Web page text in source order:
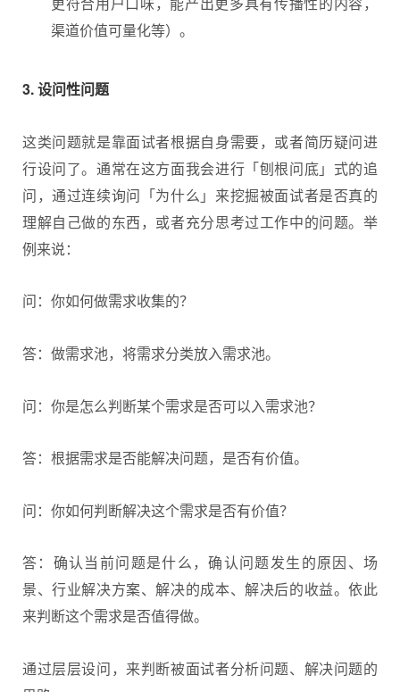
渠道价值可量化等）。
3. 设问性问题
这类问题就是靠面试者根据自身需要，或者简历疑问进
行设问了。通常在这方面我会进行「刨根问底」式的追
问，通过连续询问「为什么」来挖掘被面试者是否真的
理解自己做的东西，或者充分思考过工作中的问题。举
例来说：
问：你如何做需求收集的？
答：做需求池，将需求分类放入需求池。
问：你是怎么判断某个需求是否可以入需求池？
答：根据需求是否能解决问题，是否有价值。
问：你如何判断解决这个需求是否有价值？
答：确认当前问题是什么，确认问题发生的原因、场
景、行业解决方案、解决的成本、解决后的收益。依此
来判断这个需求是否值得做。
通过层层设问，来判断被面试者分析问题、解决问题的